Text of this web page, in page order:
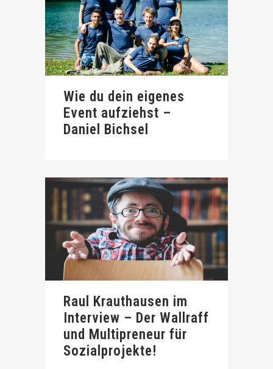
Wie du dein eigenes
Event aufziehst –
Daniel Bichsel
Raul Krauthausen im
Interview – Der Wallraff
und Multipreneur für
Sozialprojekte!